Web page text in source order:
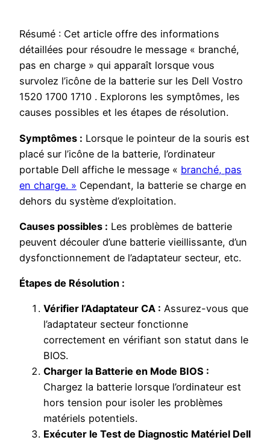
Résumé : Cet article offre des informations
détaillées pour résoudre le message « branché,
pas en charge » qui apparaît lorsque vous
survolez l’icône de la batterie sur les Dell Vostro
1520 1700 1710 . Explorons les symptômes, les
causes possibles et les étapes de résolution.
Symptômes : Lorsque le pointeur de la souris est
placé sur l’icône de la batterie, l’ordinateur
portable Dell affiche le message « branché, pas
en charge. » Cependant, la batterie se charge en
dehors du système d’exploitation.
Causes possibles : Les problèmes de batterie
peuvent découler d’une batterie vieillissante, d’un
dysfonctionnement de l’adaptateur secteur, etc.
Étapes de Résolution :
Vérifier l’Adaptateur CA : Assurez-vous que
l’adaptateur secteur fonctionne
correctement en vérifiant son statut dans le
BIOS.
Charger la Batterie en Mode BIOS :
Chargez la batterie lorsque l’ordinateur est
hors tension pour isoler les problèmes
matériels potentiels.
Exécuter le Test de Diagnostic Matériel Dell